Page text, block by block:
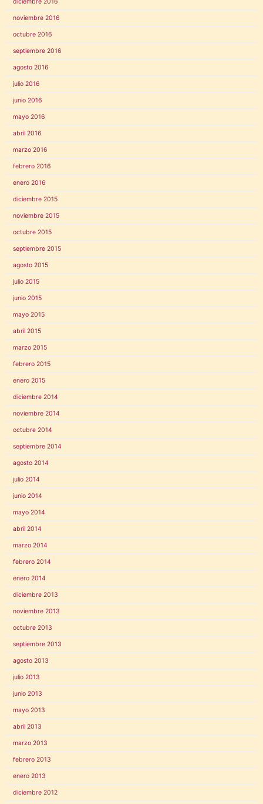
noviembre 2016
octubre 2016
septiembre 2016
agosto 2016
julio 2016
junio 2016
mayo 2016
abril 2016
marzo 2016
febrero 2016
enero 2016
diciembre 2015
noviembre 2015
octubre 2015
septiembre 2015
agosto 2015
julio 2015
junio 2015
mayo 2015
abril 2015
marzo 2015
febrero 2015
enero 2015
diciembre 2014
noviembre 2014
octubre 2014
septiembre 2014
agosto 2014
julio 2014
junio 2014
mayo 2014
abril 2014
marzo 2014
febrero 2014
enero 2014
diciembre 2013
noviembre 2013
octubre 2013
septiembre 2013
agosto 2013
julio 2013
junio 2013
mayo 2013
abril 2013
marzo 2013
febrero 2013
enero 2013
diciembre 2012